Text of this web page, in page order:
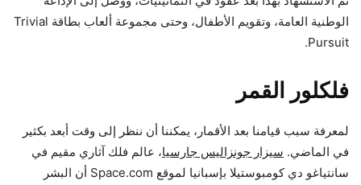
الوطنية العامة، وتقويم الأطفال، وحتى مجموعة ألعاب بطاقة Trivial
Pursuit.
فلكلور القمر
لمعرفة سبب قيامنا بعد الأقمار، يمكننا أن ننظر إلى وقت أبعد بكثير
في الماضي. سيزار جونزاليس جارسيا، عالم فلك آثاري مقيم في
سانتياغو دي كومبوستيلا بإسبانيا لموقع Space.com أن البشر